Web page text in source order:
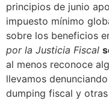
principios de junio
impuesto mínimo
sobre los beneficios
por la Justicia Fiscal
al menos reconoce
llevamos
dumping fiscal y